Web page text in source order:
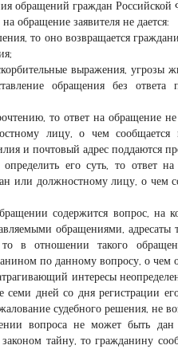
обращений граждан Российской
обращение заявителя не дается:
то оно возвращается
выражения, угрозы
обращения без
то ответ на обращение
лицу, о чем
и почтовый адрес поддаются
его суть, то ответ
или должностному лицу, о чем
содержится вопрос, на
обращениями,
то в отношении такого
по данному вопросу, о чем
интересы
семи дней со дня регистрации
судебного решения, не
вопроса не может быть дан
тайну, то гражданину